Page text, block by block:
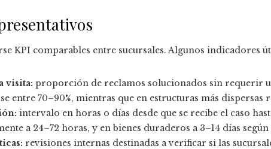
KPI comparables entre sucursales. Algunos indicadores
visita: proporción de reclamos solucionados sin requerir
entre 70–90%, mientras que en estructuras más dispersas
intervalo en horas o días desde que se recibe el caso
a 24–72 horas, y en bienes duraderos a 3–14 días
revisiones internas destinadas a verificar si las